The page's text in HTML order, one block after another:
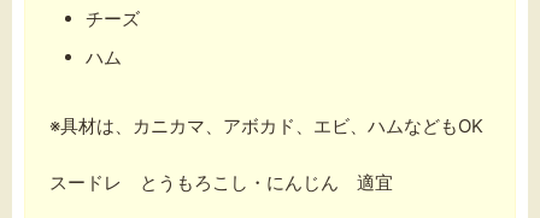
チーズ
ハム
※具材は、カニカマ、アボカド、エビ、ハムなどもOK
スードレ とうもろこし・にんじん 適宜